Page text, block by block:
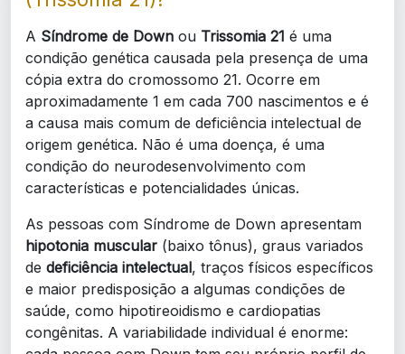
A Síndrome de Down ou Trissomia 21 é uma
condição genética causada pela presença de uma
cópia extra do cromossomo 21. Ocorre em
aproximadamente 1 em cada 700 nascimentos e é
a causa mais comum de deficiência intelectual de
origem genética. Não é uma doença, é uma
condição do neurodesenvolvimento com
características e potencialidades únicas.
As pessoas com Síndrome de Down apresentam
hipotonia muscular (baixo tônus), graus variados
de deficiência intelectual, traços físicos específicos
e maior predisposição a algumas condições de
saúde, como hipotireoidismo e cardiopatias
congênitas. A variabilidade individual é enorme: